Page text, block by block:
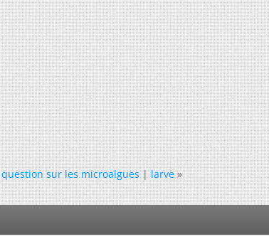
question sur les microalgues|larve »